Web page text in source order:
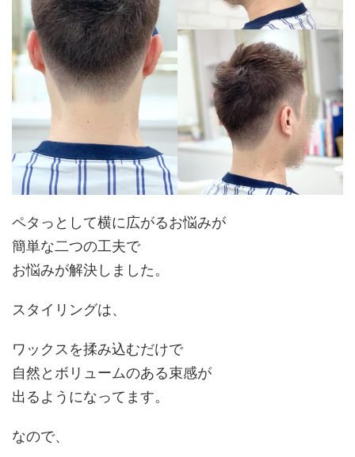
ペタっとして横に広がるお悩みが
簡単な二つの工夫で
お悩みが解決しました。
スタイリングは、
ワックスを揉み込むだけで
自然とボリュームのある束感が
出るようになってます。
なので、